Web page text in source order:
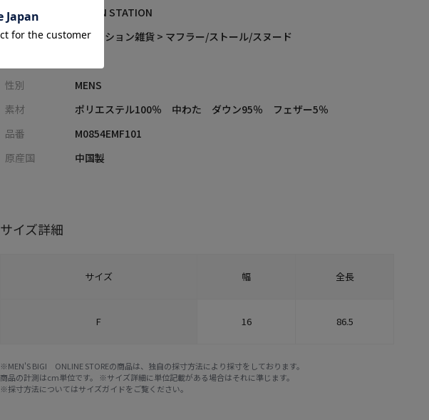
レーベル
UNION STATION
カテゴリ
ファッション雑貨 > マフラー/ストール/スヌード
性別
MENS
素材
ポリエステル100％ 中わた ダウン95％ フェザー5％
品番
M0854EMF101
原産国
中国製
サイズ詳細
サイズ 幅 全長
F 16 86.5
※MEN'S BIGI ONLINE STOREの商品は、独自の採寸方法により採寸をしております。
商品の計測はcm単位です。 ※サイズ詳細に単位記載がある場合はそれに準じます。
※採寸方法についてはサイズガイドをご覧ください。